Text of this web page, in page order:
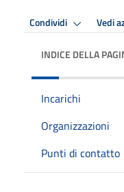
Condividi Vedi
INDICE DELLA
Incarichi
Organizzazioni
Punti di contatto